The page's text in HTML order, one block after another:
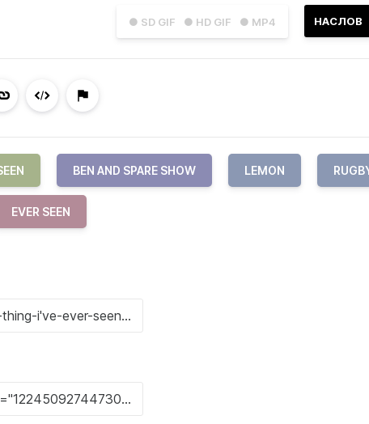
● SD GIF ● HD GIF ● MP4 НАСЛОВ
BEN AND SPARE SHOW LEMON
EVER SEEN